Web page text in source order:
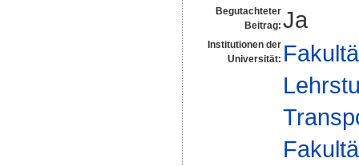
Begutachteter
Beitrag: Ja
Institutionen der
Universität: